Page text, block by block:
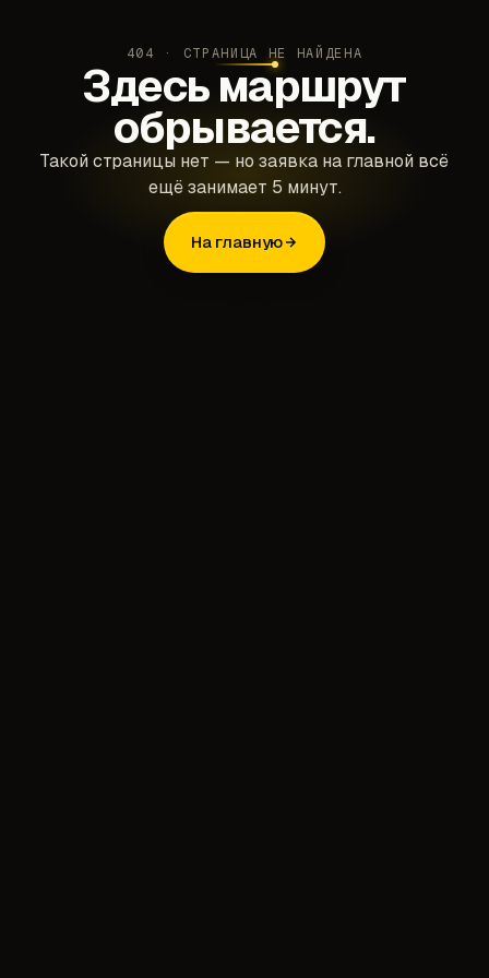
404 · СТРАНИЦА НЕ НАЙДЕНА
Здесь маршрут
обрывается.
Такой страницы нет — но заявка на главной всё
ещё занимает 5 минут.
На главную